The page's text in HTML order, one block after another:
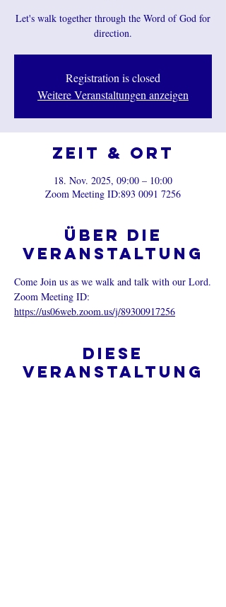
Let's walk together through the Word of God for
direction.
Registration is closed
Weitere Veranstaltungen anzeigen
Zeit & Ort
18. Nov. 2025, 09:00 – 10:00
Zoom Meeting ID:893 0091 7256
Über die
Veranstaltung
Come Join us as we walk and talk with our Lord.
Zoom Meeting ID:
https://us06web.zoom.us/j/89300917256
Diese
Veranstaltung